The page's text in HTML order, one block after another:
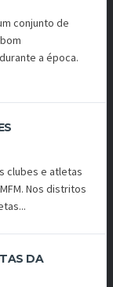
conjunto de
a época.
clubes e atletas
Nos distritos
DA